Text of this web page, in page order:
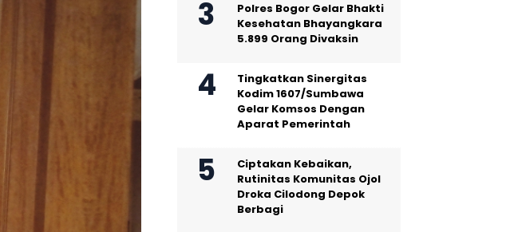
Polres Bogor Gelar Bhakti
Kesehatan Bhayangkara
5.899 Orang Divaksin
Tingkatkan Sinergitas
Kodim 1607/Sumbawa
Gelar Komsos Dengan
Aparat Pemerintah
Ciptakan Kebaikan,
Rutinitas Komunitas Ojol
Droka Cilodong Depok
Berbagi